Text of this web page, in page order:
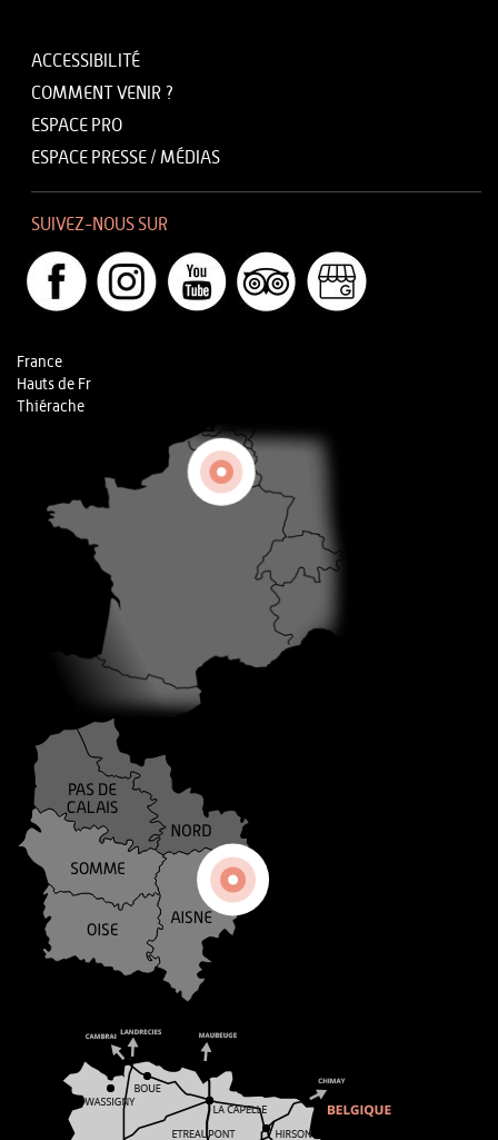
ACCESSIBILITÉ
COMMENT VENIR ?
ESPACE PRO
ESPACE PRESSE / MÉDIAS
SUIVEZ-NOUS SUR
France
Hauts de Fr
Thiérache